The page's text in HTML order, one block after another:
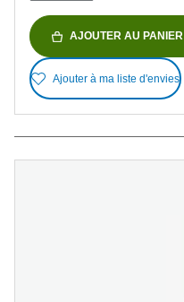
AJOUTER AU PANIER
Ajouter à ma liste d'envies